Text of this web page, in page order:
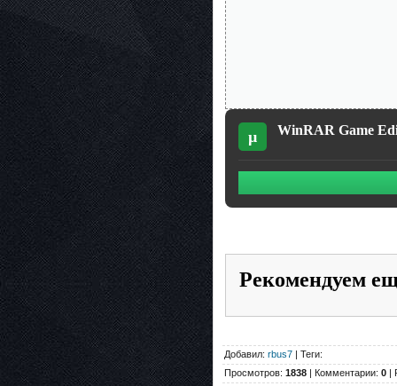
µ WinRAR Game
Рекомендуем
Добавил: rbus7 | Теги:
Просмотров: 1838 | Комментарии: 0 |